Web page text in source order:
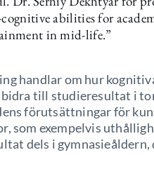
abilities for
in mid-life.”
handlar om hur
till studieresultat i
förutsättningar för
som exempelvis
dels i